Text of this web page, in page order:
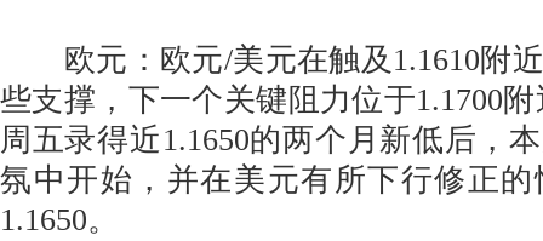
欧元：欧元/美元在触及1.1610附
些支撑，下一个关键阻力位于1.1700
周五录得近1.1650的两个月新低后，
氛中开始，并在美元有所下行修正
1.1650。